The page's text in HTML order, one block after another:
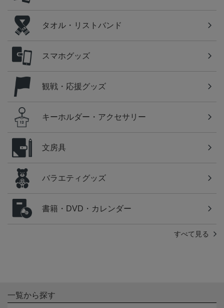
タオル・リストバンド
スマホグッズ
観戦・応援グッズ
キーホルダー・アクセサリー
文房具
バラエティグッズ
書籍・DVD・カレンダー
すべて見る
一覧から探す